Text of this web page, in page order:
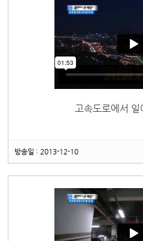
고속도로에서
방송일 : 2013-12-10